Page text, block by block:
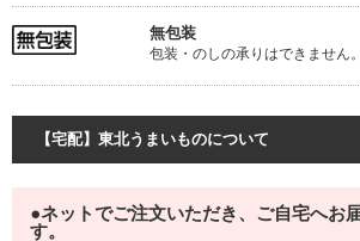
無包装
包装・のしの承りはできません。
【宅配】東北うまいものについて
●ネットでご注文いただき、ご自宅へお
す。